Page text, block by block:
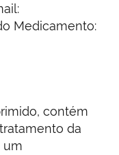
Medicamento:
contém
da
um